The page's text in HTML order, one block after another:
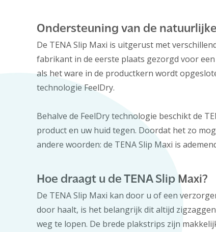
Ondersteuning van de
De TENA Slip Maxi is uitgerust met
fabrikant in de eerste plaats gezorgd voor
als het ware in de productkern wordt
technologie FeelDry.
Behalve de FeelDry technologie beschikt de
product en uw huid tegen. Doordat het zo
andere woorden: de TENA Slip Maxi is
Hoe draagt u de TENA Slip Maxi?
De TENA Slip Maxi kan door u of een
door haalt, is het belangrijk dit altijd
weg te lopen. De brede plakstrips zijn